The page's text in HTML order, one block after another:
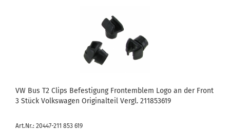
VW Bus T2 Clips Befestigung Frontemblem Logo an der Front
3 Stück Volkswagen Originalteil Vergl. 211853619
Art.Nr.: 20447-211 853 619